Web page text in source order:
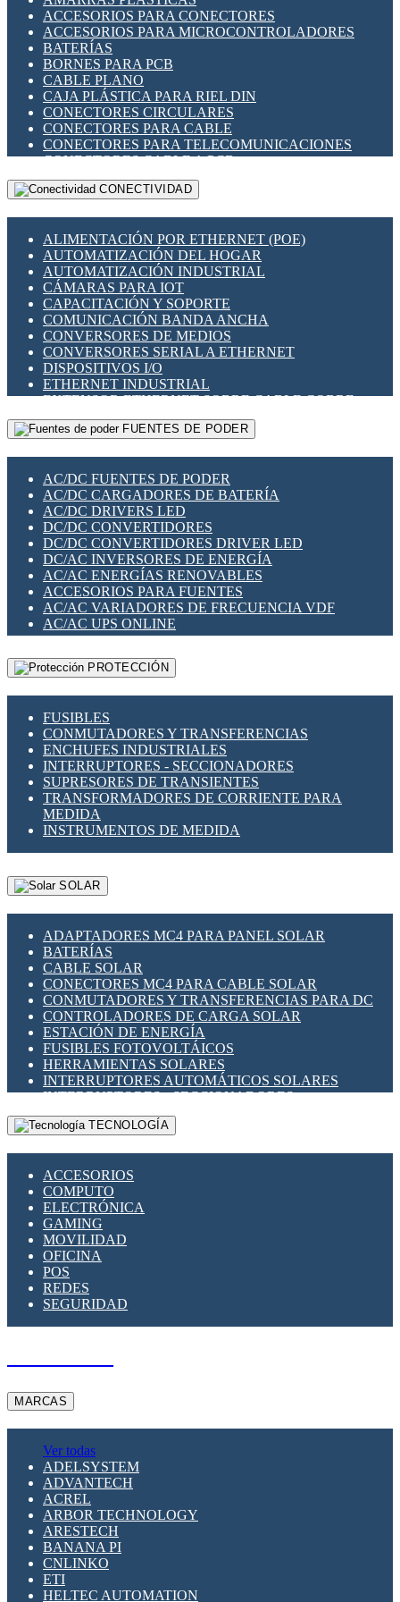
INDICADORES PARA PANEL
INTERFACES DE RELÉ
INTERRUPTORES FIN DE CARRERA
LLAVES CONMUTADORAS
MEDIDORES DE ENERGÍA Y TC'S DE CORRIENTE
MOTORES PASO A PASO
PANTALLAS HMI
PLC -CONTROLADORES LÓGICO PROGRAMABLES
PROGRAMADORES DE HORARIO
RELÉS DE PROTECCIÓN
SENSORES CAPACITIVOS
SENSORES INDUCTIVOS
TEMPORIZADORES
VARIACS
VARIADORES DE FRECUENCIA [VDF]
SECCIONADORES - INTERRUPTORES
MAQUINARIA
ACCESORIOS PARA CONECTORES
ACCESORIOS PARA MICROCONTROLADORES
BATERÍAS
BORNES PARA PCB
CABLE PLANO
CAJA PLÁSTICA PARA RIEL DIN
CONECTORES CIRCULARES
CONECTORES PARA CABLE
CONECTORES PARA TELECOMUNICACIONES
CONECTORES CABLE A PCB
CONECTORES PCB A CABLE
DIP SWITCHES
HERRAMIENTAS VARIAS
ILUMINACIÓN LED
INTERRUPTORES REED
INTERFACES DE RELÉ
OTROS RELÉS
PROTECCIÓN TÉRMICA
RELÉS AUTOMOTRICES
RELÉS DE SEÑAL
RELÉS DE ESTADO SÓLIDO SSR
RELÉS INDUSTRIALES
RELÉS MINIATURA DE POTENCIA
SENSORES MAGNÉTICOS
SWITCH Y MICROSWITCH
TARJETAS PI
UNIÓN Y DERIVACIÓN DE CABLE
CONECTIVIDAD
ALIMENTACIÓN POR ETHERNET (POE)
AUTOMATIZACIÓN DEL HOGAR
AUTOMATIZACIÓN INDUSTRIAL
CÁMARAS PARA IOT
CAPACITACIÓN Y SOPORTE
COMUNICACIÓN BANDA ANCHA
CONVERSORES DE MEDIOS
CONVERSORES SERIAL A ETHERNET
DISPOSITIVOS I/O
ETHERNET INDUSTRIAL
EXTENSOR ETHERNET SOBRE CABLE COBRE
GATEWAY LORAWAN
GESTIÓN DE REDES
PLACAS MODULARES IOT
SWITCHES Y REDES WIFI
SOLUCIONES IOT
SOLUCIONES LORAWAN
SOLUCIONES RED CELULAR
SEGURIDAD PARA REDES
SWITCHES LAN
TELEFONÍA IP (VOIP)
VIGILANCIA IP (CCTV)
MESHTASTIC
FUENTES DE PODER
AC/DC FUENTES DE PODER
AC/DC CARGADORES DE BATERÍA
AC/DC DRIVERS LED
DC/DC CONVERTIDORES
DC/DC CONVERTIDORES DRIVER LED
DC/AC INVERSORES DE ENERGÍA
AC/AC ENERGÍAS RENOVABLES
ACCESORIOS PARA FUENTES
AC/AC VARIADORES DE FRECUENCIA VDF
AC/AC UPS ONLINE
PROTECCIÓN
FUSIBLES
CONMUTADORES Y TRANSFERENCIAS
ENCHUFES INDUSTRIALES
INTERRUPTORES - SECCIONADORES
SUPRESORES DE TRANSIENTES
TRANSFORMADORES DE CORRIENTE PARA
MEDIDA
INSTRUMENTOS DE MEDIDA
SOLAR
ADAPTADORES MC4 PARA PANEL SOLAR
BATERÍAS
CABLE SOLAR
CONECTORES MC4 PARA CABLE SOLAR
CONMUTADORES Y TRANSFERENCIAS PARA DC
CONTROLADORES DE CARGA SOLAR
ESTACIÓN DE ENERGÍA
FUSIBLES FOTOVOLTÁICOS
HERRAMIENTAS SOLARES
INTERRUPTORES AUTOMÁTICOS SOLARES
INTERRUPTORES - SECCIONADORES
FOTOVOLTÁICOS
MONTAJE PANEL SOLAR
SUPRESOR DE TRANSIENTES SPDS PARA
APLICACIONES FOTOVOLTAICAS
TECNOLOGÍA
ACCESORIOS
COMPUTO
ELECTRÓNICA
GAMING
MOVILIDAD
OFICINA
POS
REDES
SEGURIDAD
MARCAS
Ver todas
ADELSYSTEM
ADVANTECH
ACREL
ARBOR TECHNOLOGY
ARESTECH
BANANA PI
CNLINKO
ETI
HELTEC AUTOMATION